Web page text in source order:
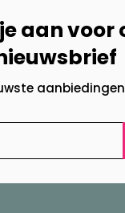
aan voor